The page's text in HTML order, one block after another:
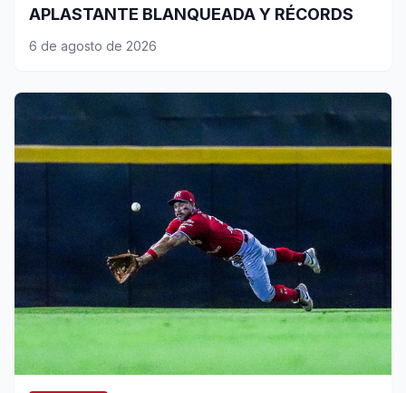
APLASTANTE BLANQUEADA Y RÉCORDS
6 de agosto de 2026